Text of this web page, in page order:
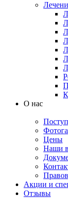
О нас
Цены
Наши
Акции и
Отзывы